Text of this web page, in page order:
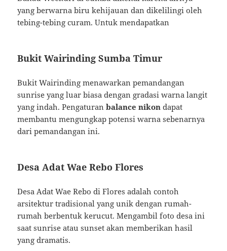
yang berwarna biru kehijauan dan dikelilingi oleh
tebing-tebing curam. Untuk mendapatkan
Bukit Wairinding Sumba Timur
Bukit Wairinding menawarkan pemandangan
sunrise yang luar biasa dengan gradasi warna langit
yang indah. Pengaturanbalance nikon dapat
membantu mengungkap potensi warna sebenarnya
dari pemandangan ini.
Desa Adat Wae Rebo Flores
Desa Adat Wae Rebo di Flores adalah contoh
arsitektur tradisional yang unik dengan rumah-
rumah berbentuk kerucut. Mengambil foto desa ini
saat sunrise atau sunset akan memberikan hasil
yang dramatis.